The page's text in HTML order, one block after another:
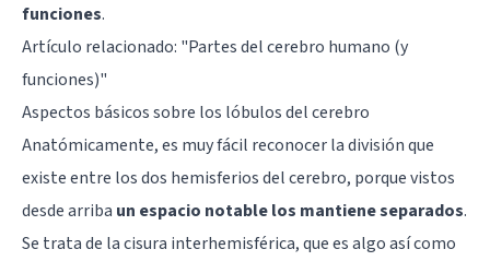
funciones.
Artículo relacionado: "Partes del cerebro humano (y
funciones)"
Aspectos básicos sobre los lóbulos del cerebro
Anatómicamente, es muy fácil reconocer la división que
existe entre los dos hemisferios delcerebro, porque vistos
desde arriba un espacio notable los mantiene separados.
Se trata de la cisura interhemisférica, que es algo así como